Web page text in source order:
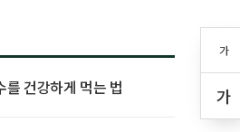
가
가
건강하게 먹는 법